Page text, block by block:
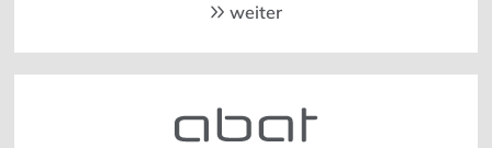
weiter